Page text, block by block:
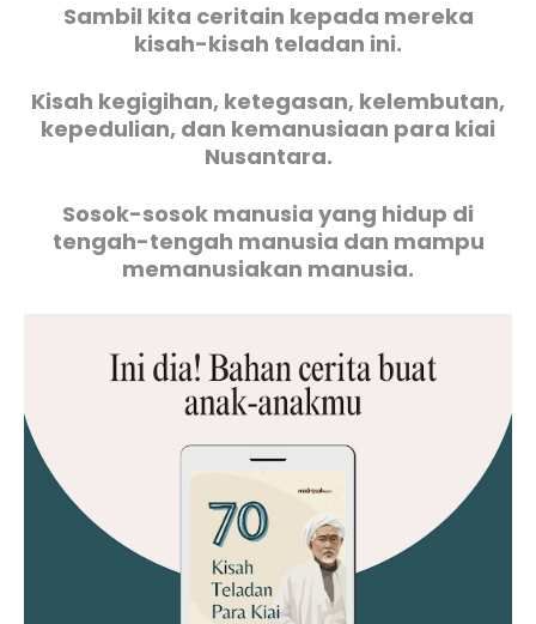
Sambil kita ceritain kepada mereka
kisah-kisah teladan ini.
Kisah kegigihan, ketegasan, kelembutan,
kepedulian, dan kemanusiaan para kiai
Nusantara.
Sosok-sosok manusia yang hidup di
tengah-tengah manusia dan mampu
memanusiakan manusia.